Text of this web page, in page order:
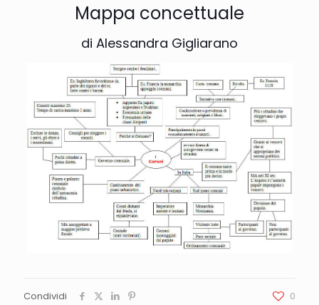
Mappa concettuale
di Alessandra Gigliarano
Condividi 0